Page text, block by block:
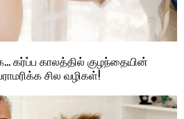
கர்ப்ப காலத்தில் குழந்தையின்
சில வழிகள்!